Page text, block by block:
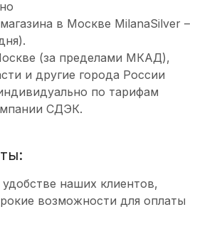
в Москве MilanaSilver –
(за пределами МКАД),
и другие города России
по тарифам
СДЭК.
наших клиентов,
возможности для оплаты